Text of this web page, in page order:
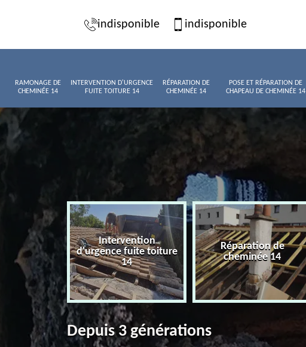
indisponible indisponible
RAMONAGE DE
CHEMINÉE 14
INTERVENTION D'URGENCE
FUITE TOITURE 14
RÉPARATION DE
CHEMINÉE 14
POSE ET RÉPARATION DE
CHAPEAU DE CHEMINÉE 14
de
14
Intervention
d'urgence fuite toiture
14
Réparation de
cheminée 14
Depuis 3 générations